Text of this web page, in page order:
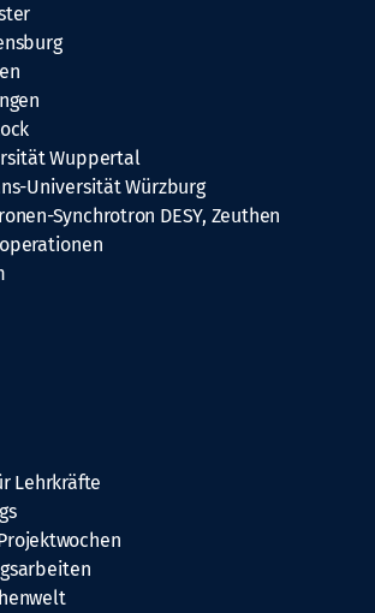
Wuppertal
Universität Würzburg
Synchrotron DESY, Zeuthen
Lehrkräfte